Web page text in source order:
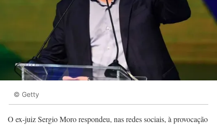
© Getty
O ex-juiz Sergio Moro respondeu, nas redes sociais, à provocação